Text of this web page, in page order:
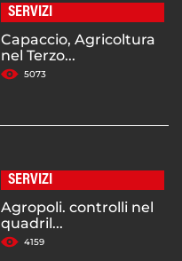
SERVIZI
Capaccio, Agricoltura
nel Terzo...
5073
SERVIZI
Agropoli. controlli nel
quadril...
4159